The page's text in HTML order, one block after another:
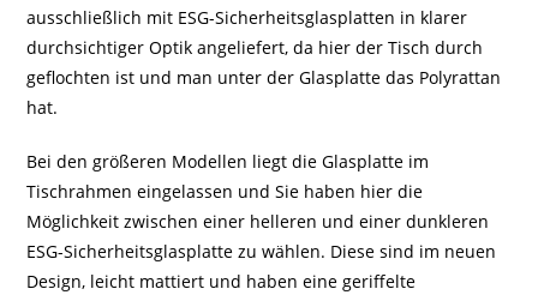
ausschließlich mit ESG-Sicherheitsglasplatten in klarer
durchsichtiger Optik angeliefert, da hier der Tisch durch
geflochten ist und man unter der Glasplatte das Polyrattan
hat.
Bei den größeren Modellen liegt die Glasplatte im
Tischrahmen eingelassen und Sie haben hier die
Möglichkeit zwischen einer helleren und einer dunkleren
ESG-Sicherheitsglasplatte zu wählen. Diese sind im neuen
Design, leicht mattiert und haben eine geriffelte